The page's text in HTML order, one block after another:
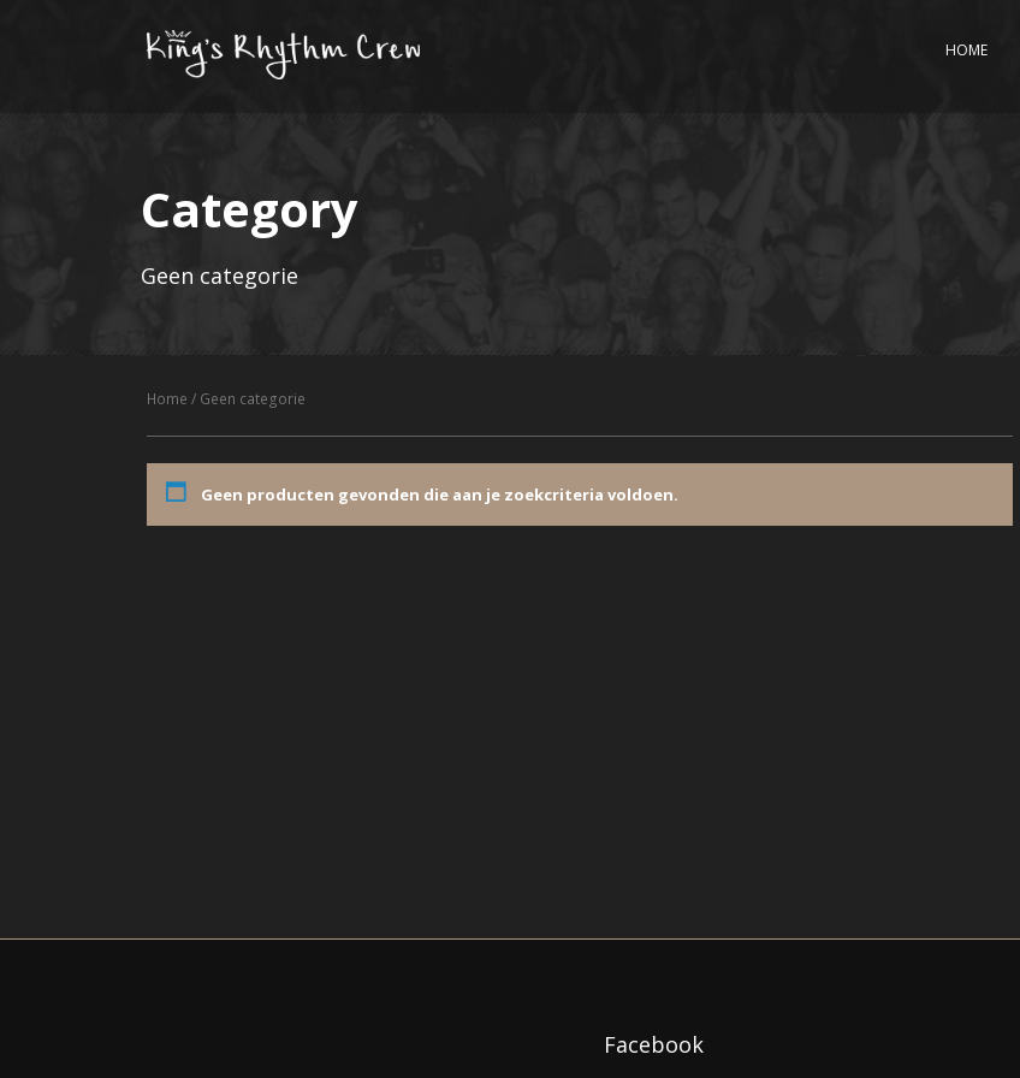
HOME
Category
Geen categorie
Home / Geen categorie
Geen producten gevonden die aan je zoekcriteria voldoen.
Facebook